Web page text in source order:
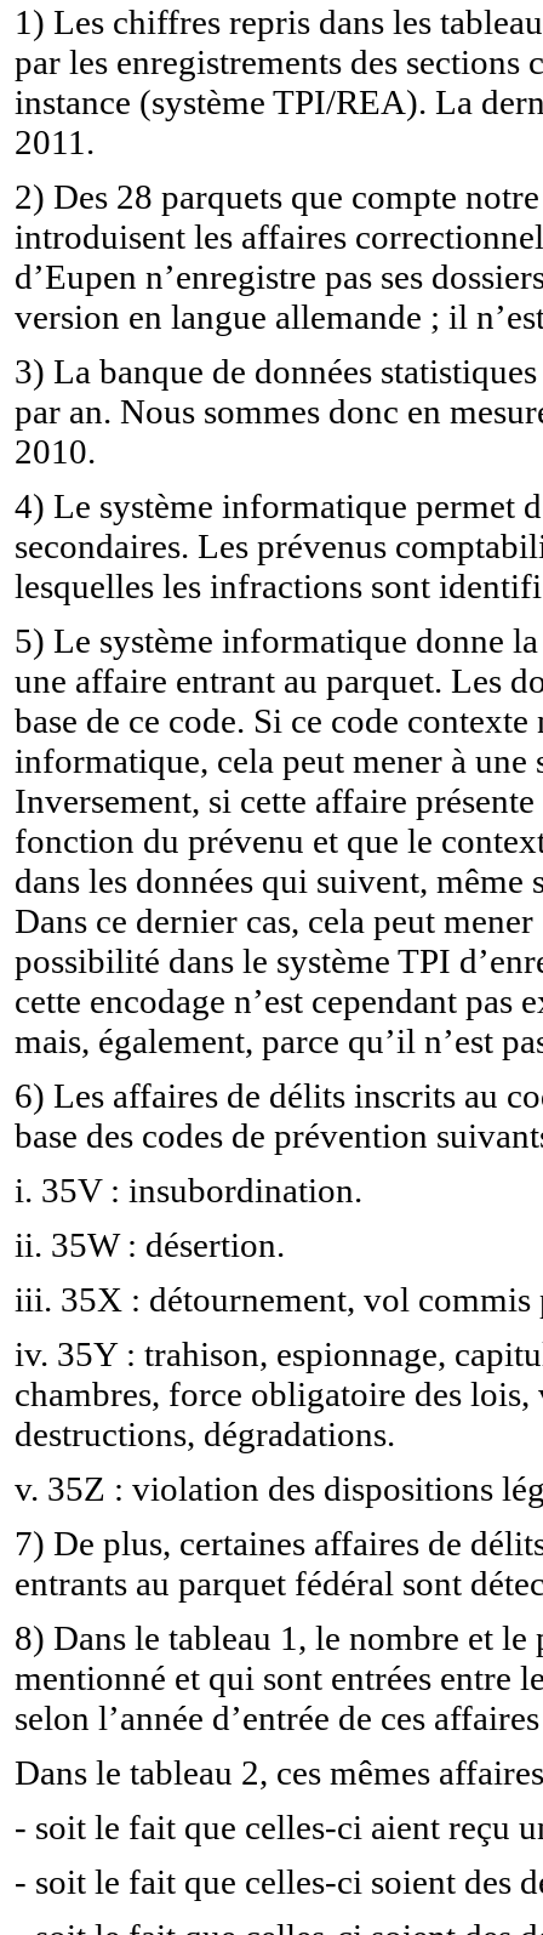
1) Les chiffres repris dans les
par les enregistrements des
instance (système TPI/REA). La
2011.
2) Des 28 parquets que compte
introduisent les affaires
d’Eupen n’enregistre pas ses
version en langue allemande ; il
3) La banque de données
par an. Nous sommes donc en
2010.
4) Le système informatique permet
secondaires. Les prévenus
lesquelles les infractions sont
5) Le système informatique donne
une affaire entrant au parquet. Les
base de ce code. Si ce code
informatique, cela peut mener à
Inversement, si cette affaire
fonction du prévenu et que le
dans les données qui suivent,
Dans ce dernier cas, cela peut
possibilité dans le système TPI
cette encodage n’est cependant
mais, également, parce qu’il n’est
6) Les affaires de délits inscrits au
base des codes de prévention
i. 35V : insubordination.
ii. 35W : désertion.
iii. 35X : détournement, vol commis
iv. 35Y : trahison, espionnage,
chambres, force obligatoire des
destructions, dégradations.
v. 35Z : violation des dispositions
7) De plus, certaines affaires de
entrants au parquet fédéral sont
8) Dans le tableau 1, le nombre et
mentionné et qui sont entrées entre
selon l’année d’entrée de ces
Dans le tableau 2, ces mêmes
- soit le fait que celles-ci aient reçu
- soit le fait que celles-ci soient des